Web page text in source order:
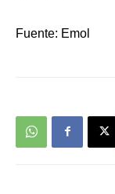
Fuente: Emol